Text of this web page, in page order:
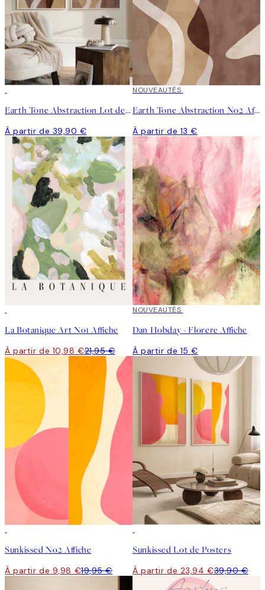
Earth Tone Abstraction Lot de Posters
À partir de 39,90 €
NOUVEAUTÉS
Earth Tone Abstraction No2 Affiche
À partir de 13 €
La Botanique Art No1 Affiche
À partir de 10,98 €21,95 €
NOUVEAUTÉS
Dan Hobday - Florere Affiche
À partir de 15 €
Sunkissed No2 Affiche
À partir de 9,98 €19,95 €
Sunkissed Lot de Posters
À partir de 23,94 €39,90 €